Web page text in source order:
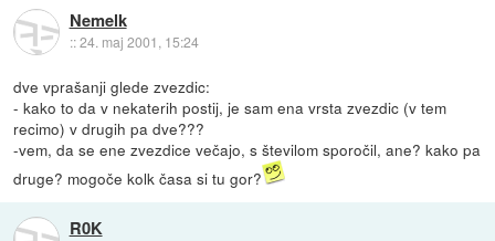
Nemelk
::24. maj 2001, 15:24
dve vprašanji glede zvezdic:
- kako to da v nekaterih postij, je sam ena vrsta zvezdic (v tem
recimo) v drugih pa dve???
-vem, da se ene zvezdice večajo, s številom sporočil, ane? kako pa
druge? mogoče kolk časa si tu gor?
R0K